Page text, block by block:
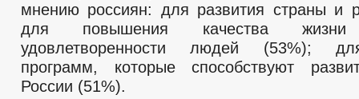
мнению россиян: для развития страны и
для повышения качества
удовлетворенности людей (53%);
программ, которые способствуют
России (51%).